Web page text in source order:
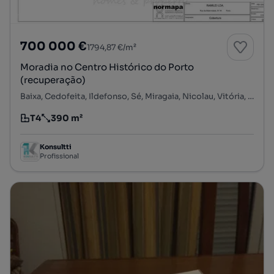
700 000 €1794,87 €/m²
Moradia no Centro Histórico do Porto
(recuperação)
Baixa, Cedofeita, Ildefonso, Sé, Miragaia, Nicolau, Vitória, Porto, Porto
Tipologia
T4
Preço por metro quadrado
390 m²
Konsultti
Profissional